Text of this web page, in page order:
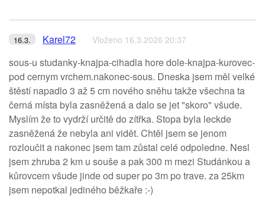
16.3. Karel72 Vloženo 16.3.2026 20:37
sous-u studanky-knajpa-cihadla hore dole-knajpa-kurovec-
pod cernym vrchem.nakonec-sous. Dneska jsem měl velké
štěstí napadlo 3 až 5 cm nového sněhu takže všechna ta
černá místa byla zasněžená a dalo se jet "skoro" všude.
Myslím že to vydrží určitě do zítřka. Stopa byla leckde
zasněžená že nebyla ani vidět. Chtěl jsem se jenom
rozloučit a nakonec jsem tam zůstal celé odpoledne. Nesl
jsem zhruba 2 km u souše a pak 300 m mezi Studánkou a
kůrovcem všude jinde od super po 3m po trave. za 25km
jsem nepotkal jediného běžkaře :-)